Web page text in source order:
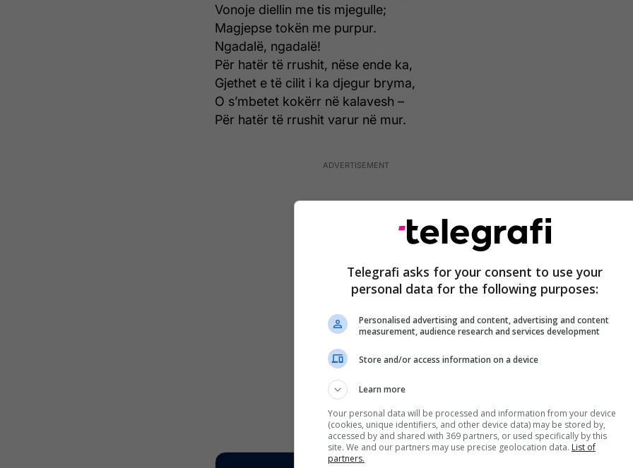
Vonoje diellin me tis mjegulle;
Magjepse tokën me purpur.
Ngadalë, ngadalë!
Për hatër të rrushit, nëse ende ka,
Gjethet e të cilit i ka djegur bryma,
O s’mbetet kokërr në kalavesh –
Për hatër të rrushit varur në mur.
Telegrafi asks for your consent to use your
personal data for the following purposes:
Personalised advertising and content, advertising and content
measurement, audience research and services development
Store and/or access information on a device
Learn more
Your personal data will be processed and information from your device
(cookies, unique identifiers, and other device data) may be stored by,
accessed by and shared with 369 partners, or used specifically by this
site. We and our partners may use precise geolocation data. List of
partners.